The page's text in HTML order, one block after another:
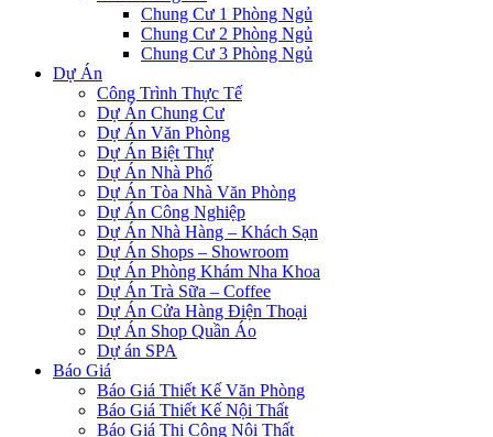
Chung Cư 1 Phòng Ngủ
Chung Cư 2 Phòng Ngủ
Chung Cư 3 Phòng Ngủ
Dự Án
Công Trình Thực Tế
Dự Án Chung Cư
Dự Án Văn Phòng
Dự Án Biệt Thự
Dự Án Nhà Phố
Dự Án Tòa Nhà Văn Phòng
Dự Án Công Nghiệp
Dự Án Nhà Hàng – Khách Sạn
Dự Án Shops – Showroom
Dự Án Phòng Khám Nha Khoa
Dự Án Trà Sữa – Coffee
Dự Án Cửa Hàng Điện Thoại
Dự Án Shop Quần Áo
Dự án SPA
Báo Giá
Báo Giá Thiết Kế Văn Phòng
Báo Giá Thiết Kế Nội Thất
Báo Giá Thi Công Nội Thất